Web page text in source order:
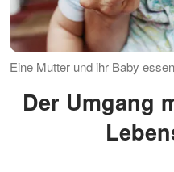
Eine Mutter und ihr Baby
Der Umgang mit verarbeiteten